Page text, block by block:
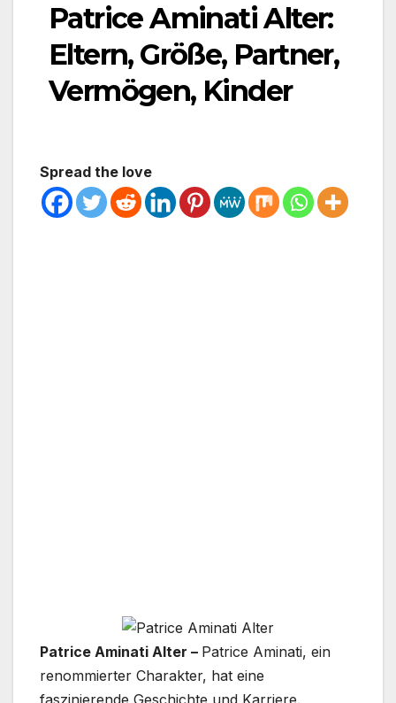
Patrice Aminati Alter:
Eltern, Größe, Partner,
Vermögen, Kinder
Spread the love
Patrice Aminati Alter – Patrice Aminati, ein
renommierter Charakter, hat eine